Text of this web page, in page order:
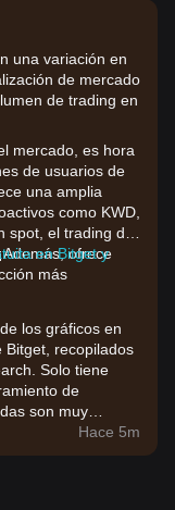
una variación en
de mercado
de trading en
mercado, es hora
de usuarios de
una amplia
como KWD,
el trading de
ofrece
más
en Bitget y
los gráficos en
Bitget, recopilados
Solo tiene
de
son muy
en función de tu
Hace 5m